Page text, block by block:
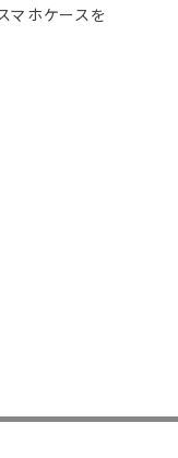
マホケースを